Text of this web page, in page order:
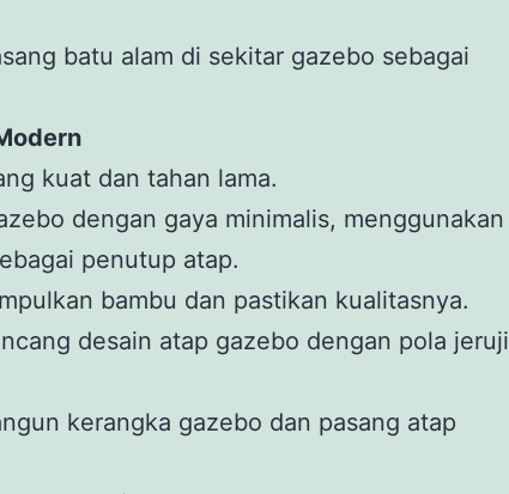
batu alam di sekitar gazebo sebagai
kuat dan tahan lama.
dengan gaya minimalis, menggunakan
penutup atap.
bambu dan pastikan kualitasnya.
desain atap gazebo dengan pola jeruji
kerangka gazebo dan pasang atap